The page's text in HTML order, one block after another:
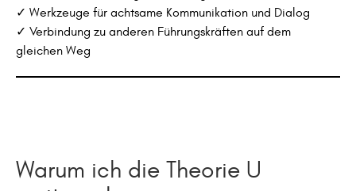
✓ Werkzeuge für achtsame Kommunikation und Dialog
✓ Verbindung zu anderen Führungskräften auf dem
gleichen Weg
Warum ich die Theorie U